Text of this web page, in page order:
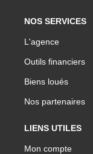
NOS SERVICES
L'agence
Outils financiers
Biens loués
Nos partenaires
LIENS UTILES
Mon compte